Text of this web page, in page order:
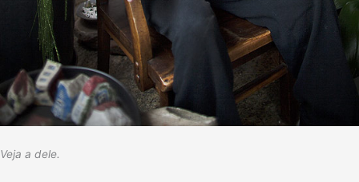
Veja a dele.